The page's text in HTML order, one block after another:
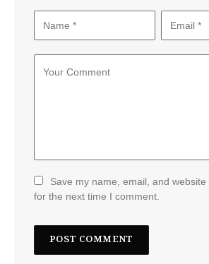
Save my name, email, and
for the next time I comment.